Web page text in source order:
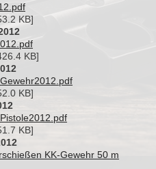
KB]
KB]
KB]
KB]
KK-Gewehr 50 m